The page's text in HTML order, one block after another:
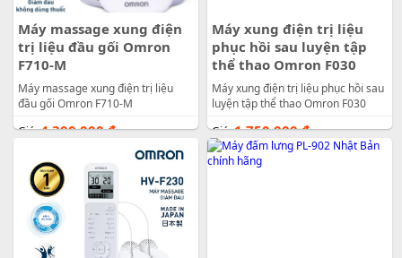
Máy massage xung điện
trị liệu đầu gối Omron
F710-M
Máy massage xung điện trị liệu
đầu gối Omron F710-M
Giá:4.300.000đ
Máy xung điện trị liệu
phục hồi sau luyện tập
thể thao Omron F030
Máy xung điện trị liệu phục hồi sau
luyện tập thể thao Omron F030
Giá:1.750.000đ